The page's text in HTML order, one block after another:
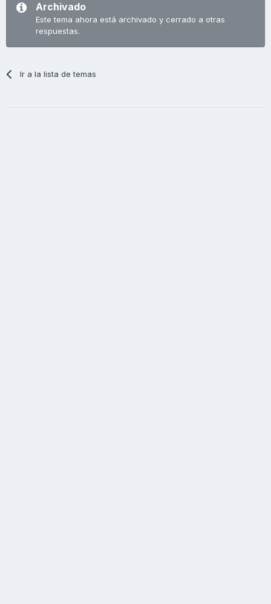
Archivado
Este tema ahora está archivado y cerrado a otras
respuestas.
Ir a la lista de temas